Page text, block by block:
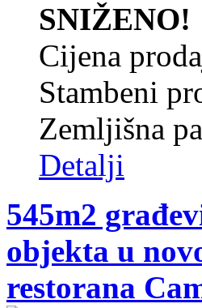
SNIŽENO!
Cijena
Stambeni
Zemljišna
Detalji
545m2
objekta u
restorana